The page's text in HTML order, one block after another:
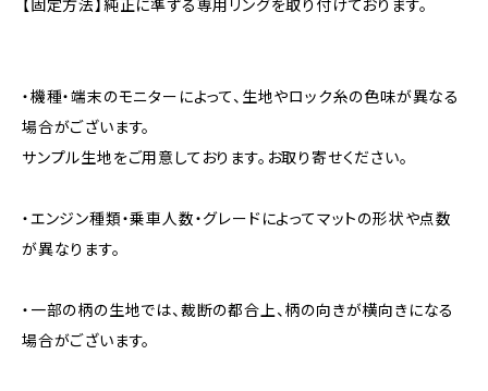
【固定方法】純正に準ずる専用リングを取り付けております。
・機種・端末のモニターによって、生地やロック糸の色味が異なる
場合がございます。
サンプル生地をご用意しております。お取り寄せください。
・エンジン種類・乗車人数・グレードによってマットの形状や点数
が異なります。
・一部の柄の生地では、裁断の都合上、柄の向きが横向きになる
場合がございます。